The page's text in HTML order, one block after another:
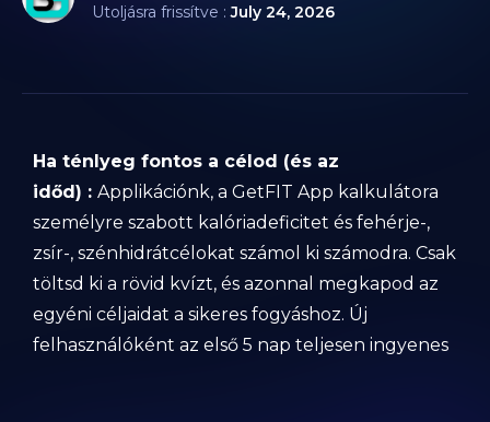
Utoljásra frissítve :July 24, 2026
Ha ténlyeg fontos a célod (és az
időd) : Applikációnk, a GetFIT App kalkulátora
személyre szabott kalóriadeficitet és fehérje-,
zsír-, szénhidrátcélokat számol ki számodra. Csak
töltsd ki a rövid kvízt, és azonnal megkapod az
egyéni céljaidat a sikeres fogyáshoz. Új
felhasználóként az első 5 nap teljesen ingyenes